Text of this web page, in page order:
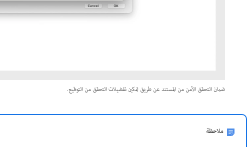
ضمان التحقق الآمن من المستند عن طريق تمكين تفضيلات التحقق من التوقيع.
ملاحظة